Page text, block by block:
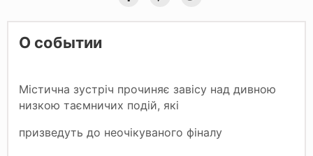
О событии
Містична зустріч прочиняє завісу над дивною
низкою таємничих подій, які
призведуть до неочікуваного фіналу